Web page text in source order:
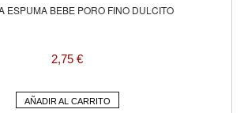
ESPUMA BEBE PORO FINO DULCITO
2,75 €
AÑADIR AL CARRITO